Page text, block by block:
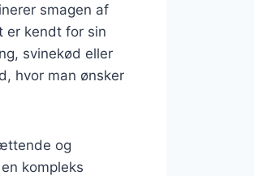
smagen af
er kendt for sin
svinekød eller
hvor man ønsker
og
kompleks